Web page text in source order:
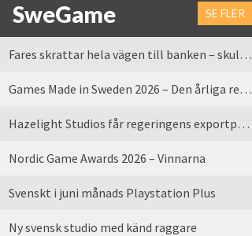
SweGame SE FLER
Fares skrattar hela vägen till banken – skulle vi tro
Games Made in Sweden 2026 – Den årliga rean är tillbaka
Hazelight Studios får regeringens exportpris 2025
Nordic Game Awards 2026 – Vinnarna
Svenskt i juni månads Playstation Plus
Ny svensk studio med känd raggare